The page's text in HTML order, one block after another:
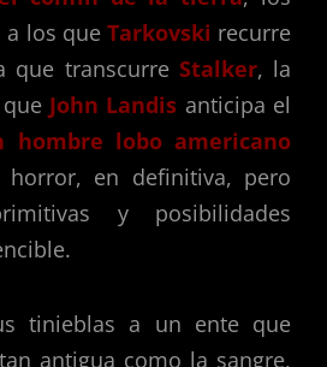
a los que Tarkovski recurre
transcurre Stalker, la
John Landis anticipa el
hombre lobo americano
en definitiva, pero
y posibilidades
tinieblas a un ente que
antigua como la sangre,